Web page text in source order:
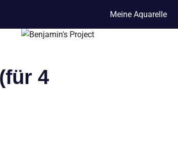
Meine Aquarelle
4